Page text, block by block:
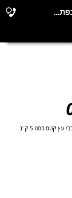
עץ קטס בסט 5 ק"ג